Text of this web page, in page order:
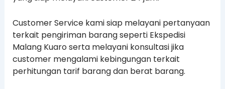
Customer Service kami siap melayani pertanyaan
terkait pengiriman barang seperti Ekspedisi
Malang Kuaro serta melayani konsultasi jika
customer mengalami kebingungan terkait
perhitungan tarif barang dan berat barang.